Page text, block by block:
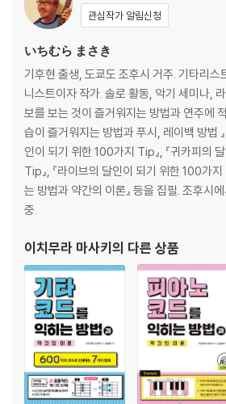
제2장 12개의 코드를 덤으로 익힐 수 있게 해
코드가 날로 늘어나는 옆으로법칙의 기본 26
옆으로법칙은 12프렛을 한 바퀴 돈다 28
옆으로법칙과 기본법칙을 더해보자 29
옆으로법칙은 A코드에도 적용가능하다 30
A코드의 옆으로법칙도 12프렛을 한 바퀴 돈다
A코드에도 옆으로법칙과 기본법칙을 더해보
옆으로법칙은 D코드에도 적용 가능하다. 그
파워코드에도 유용한 옆으로법칙 35
같은 코드를 다른 포지션으로 쳐보자 36
바레코드를 쉬운 포지션으로 잡아보자 37
기초 이론 39
복습 테스트 40
칼럼 42
제3장 개방현을 효과적으로 활용할 수 있는 행
G코드의 행운법칙 44
C코드의 행운법칙 45
B7, Bm7코드의 행운법칙 46
C와 D 로우코드는 같은 계열의 코드 폼인가?
관심작가 알림신청
いちむら まさき
기후현 출생, 도쿄도 조후시 거주. 기타리스
니스트이자 작가. 솔로 활동, 악기 세미나,
보를 보는 것이 즐거워지는 방법과 연주에 적
습이 즐거워지는 방법과 푸시, 레이백 방법
인이 되기 위한 100가지 Tip』, 『귀카피의
Tip』, 『라이브의 달인이 되기 위한 100가지
는 방법과 약간의 이론』 등을 집필. 조후시
중.
이치무라 마사키 의 다른 상품